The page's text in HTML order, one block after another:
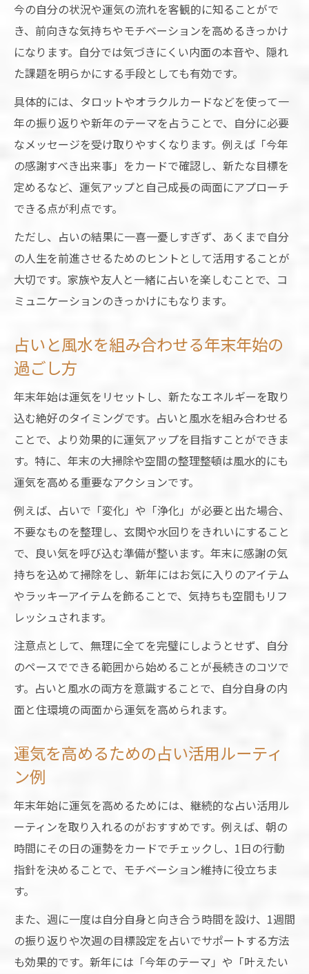
今の自分の状況や運気の流れを客観的に知ることがで
き、前向きな気持ちやモチベーションを高めるきっかけ
になります。自分では気づきにくい内面の本音や、隠れ
た課題を明らかにする手段としても有効です。
具体的には、タロットやオラクルカードなどを使って一
年の振り返りや新年のテーマを占うことで、自分に必要
なメッセージを受け取りやすくなります。例えば「今年
の感謝すべき出来事」をカードで確認し、新たな目標を
定めるなど、運気アップと自己成長の両面にアプローチ
できる点が利点です。
ただし、占いの結果に一喜一憂しすぎず、あくまで自分
の人生を前進させるためのヒントとして活用することが
大切です。家族や友人と一緒に占いを楽しむことで、コ
ミュニケーションのきっかけにもなります。
占いと風水を組み合わせる年末年始の
過ごし方
年末年始は運気をリセットし、新たなエネルギーを取り
込む絶好のタイミングです。占いと風水を組み合わせる
ことで、より効果的に運気アップを目指すことができま
す。特に、年末の大掃除や空間の整理整頓は風水的にも
運気を高める重要なアクションです。
例えば、占いで「変化」や「浄化」が必要と出た場合、
不要なものを整理し、玄関や水回りをきれいにすること
で、良い気を呼び込む準備が整います。年末に感謝の気
持ちを込めて掃除をし、新年にはお気に入りのアイテム
やラッキーアイテムを飾ることで、気持ちも空間もリフ
レッシュされます。
注意点として、無理に全てを完璧にしようとせず、自分
のペースでできる範囲から始めることが長続きのコツで
す。占いと風水の両方を意識することで、自分自身の内
面と住環境の両面から運気を高められます。
運気を高めるための占い活用ルーティ
ン例
年末年始に運気を高めるためには、継続的な占い活用ル
ーティンを取り入れるのがおすすめです。例えば、朝の
時間にその日の運勢をカードでチェックし、1日の行動
指針を決めることで、モチベーション維持に役立ちま
す。
また、週に一度は自分自身と向き合う時間を設け、1週間
の振り返りや次週の目標設定を占いでサポートする方法
も効果的です。新年には「今年のテーマ」や「叶えたい